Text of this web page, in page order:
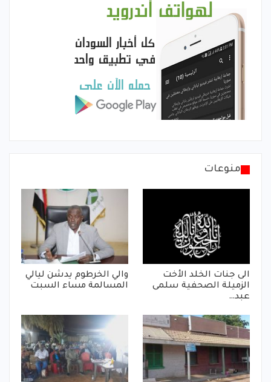
منوعات
الى جنات الخلد الأخت
الزميلة الصحفية سلمى
عبد…
والي الخرطوم يدشن ليالي
المسالمة مساء السبت